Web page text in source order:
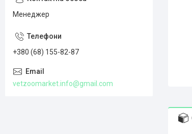
Менеджер
+380 (68) 155-82-87
vetzoomarket.info@gmail.com